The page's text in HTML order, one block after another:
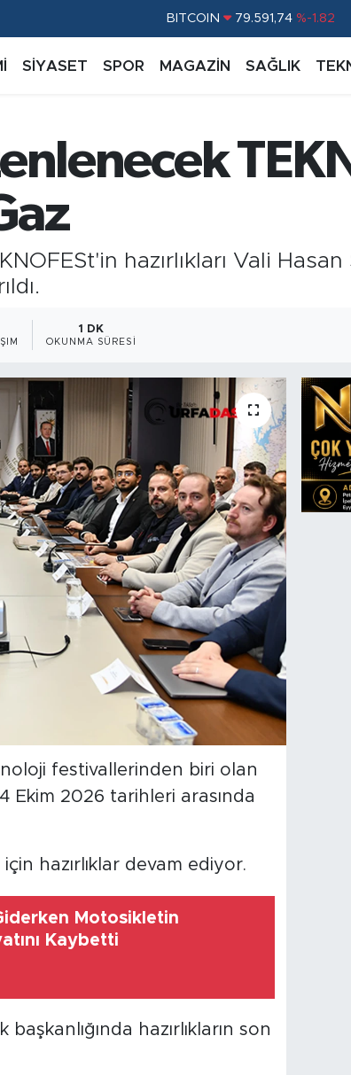
BITCOIN 79.591,74 %-1.82
G.ALTIN 6862,09000 %0.19
BİST100 14.598,00 %0
SİYASET SPOR MAGAZİN SAĞLIK
hazırlıkları Vali Hasan
1 DK
OKUNMA SÜRESI
festivallerinden biri olan
Ekim 2026 tarihleri arasında
hazırlıklar devam ediyor.
Motosikletin
Kaybetti
hazırlıkların son